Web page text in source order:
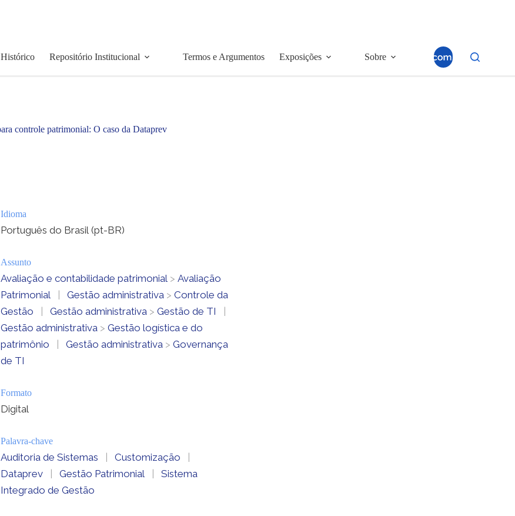
Repositório Institucional Termos e Argumentos Exposições Sobre
controle patrimonial: O caso da Dataprev
Idioma
Português do Brasil (pt-BR)
Assunto
Avaliação e contabilidade patrimonial >Avaliação
Patrimonial
| Gestão administrativa >Controle da
Gestão
| Gestão administrativa >Gestão de TI
|
Gestão administrativa >Gestão logística e do
patrimônio
| Gestão administrativa >Governança
de TI
Formato
Digital
Palavra-chave
Auditoria de Sistemas | Customização
|
Dataprev
| Gestão Patrimonial |
Sistema
Integrado de Gestão